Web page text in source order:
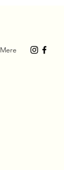
Mere